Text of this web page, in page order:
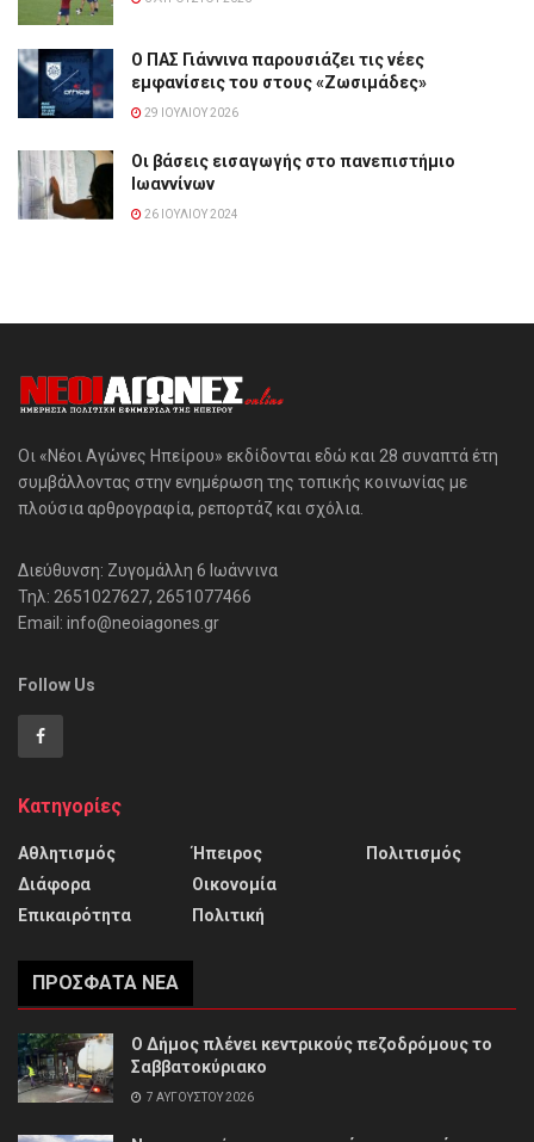
Ο ΠΑΣ Γιάννινα παρουσιάζει τις νέες
εμφανίσεις του στους «Ζωσιμάδες»
29 ΙΟΥΛΊΟΥ 2026
Οι βάσεις εισαγωγής στο πανεπιστήμιο
Ιωαννίνων
26 ΙΟΥΛΊΟΥ 2024
Οι «Νέοι Αγώνες Ηπείρου» εκδίδονται εδώ και 28 συναπτά έτη
συμβάλλοντας στην ενημέρωση της τοπικής κοινωνίας με
πλούσια αρθρογραφία, ρεπορτάζ και σχόλια.
Διεύθυνση: Ζυγομάλλη 6 Ιωάννινα
Τηλ: 2651027627, 2651077466
Email: info@neoiagones.gr
Follow Us
Κατηγορίες
Αθλητισμός
Διάφορα
Επικαιρότητα
Ήπειρος
Οικονομία
Πολιτική
Πολιτισμός
ΠΡΌΣΦΑΤΑ ΝΈΑ
Ο Δήμος πλένει κεντρικούς πεζοδρόμους το
Σαββατοκύριακο
7 ΑΥΓΟΎΣΤΟΥ 2026